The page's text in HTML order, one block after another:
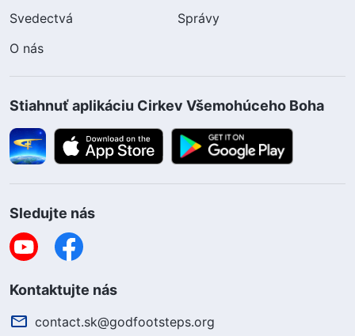
Svedectvá
Správy
O nás
Stiahnuť aplikáciu Cirkev Všemohúceho Boha
Sledujte nás
Kontaktujte nás
contact.sk@godfootsteps.org